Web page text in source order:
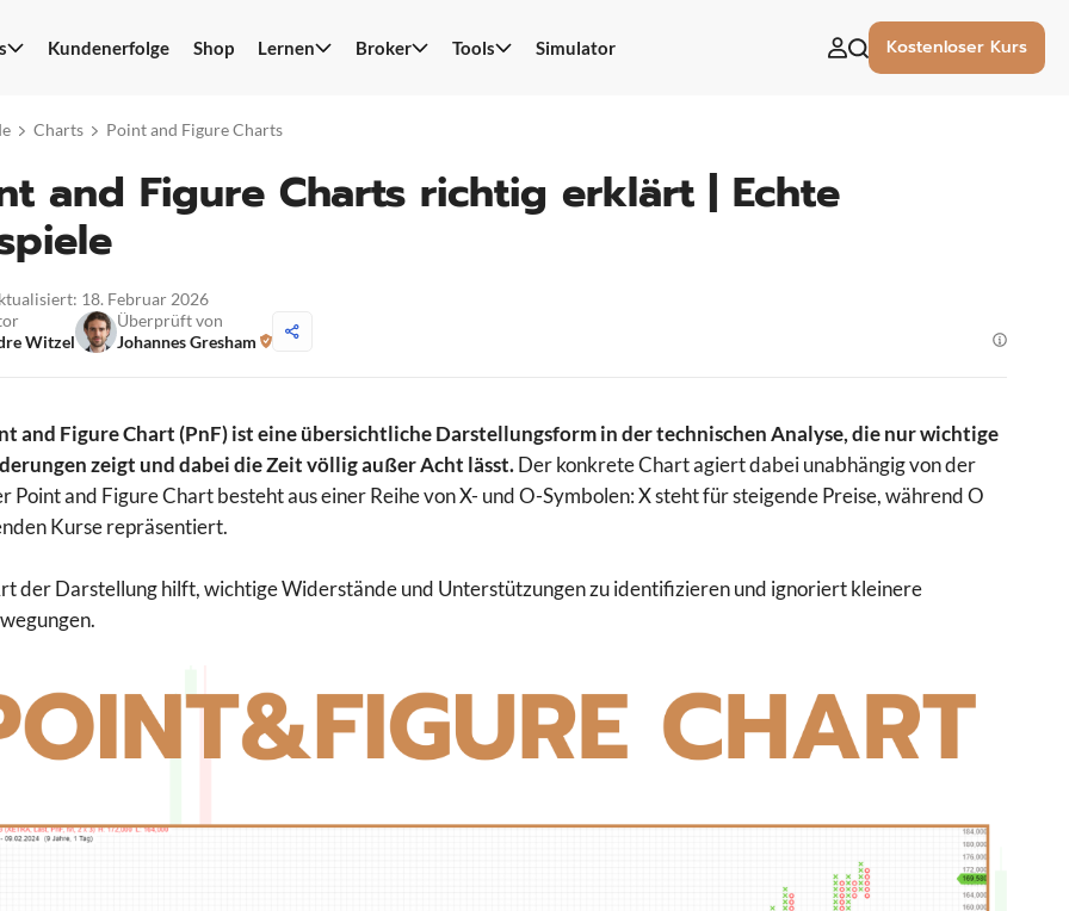
Kundenerfolge Shop Lernen Broker Tools Simulator Kostenloser Kurs
Charts Point and Figure Charts
and Figure Charts richtig erklärt | Echte
18. Februar 2026
Witzel
Überprüft von
Johannes Gresham
and Figure Chart (PnF) ist eine übersichtliche Darstellungsform in der technischen Analyse, die nur wichtige
zeigt und dabei die Zeit völlig außer Acht lässt.Der konkrete Chart agiert dabei unabhängig von der
Point and Figure Chart besteht aus einer Reihe von X- und O-Symbolen: X steht für steigende Preise, während O
Kurse repräsentiert.
der Darstellung hilft, wichtige Widerstände und Unterstützungen zu identifizieren und ignoriert kleinere